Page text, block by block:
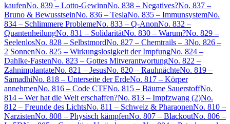
kaufenNo. 839 – Lotto-GewinnNo. 838 – Negatives?No. 837 –
Bruno & BewusstseinNo. 836 – TeslaNo. 835 – ImmunsystemNo.
834 – Schlimmere ProblemeNo. 833 – Q-AnonNo. 832 –
QuantenheilungNo. 831 – SolidaritätNo. 830 – Warum?No. 829 –
SeelenlosNo. 828 – SelbstmordNo. 827 – Chemtrails – 3No. 826 –
2 SonnenNo. 825 – Wirkungslosigkeit der ImpfungNo. 824 –
Dahlke-FastenNo. 823 – Gottes MitverantwortungNo. 822 –
ZahnimplantateNo. 821 – JesusNo. 820 – RauhnächteNo. 819 –
SamadhiNo. 818 – Unterseite der ErdeNo. 817 – Körper
annehmenNo. 816 – Code CTFNo. 815 – Bäume SauerstoffNo.
814 – Wer hat die Welt erschaffen?No. 813 – Impfzwang (2)No.
812 – Freunde des LichtsNo. 811 – Schweiz & PharaonenNo. 810 –
NarzistenNo. 808 – Physisch kämpfenNo. 807 – BlackoutNo. 806 –